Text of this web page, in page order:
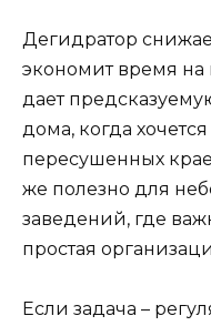
Дегидратор
экономит время на
дает
дома, когда
пересушенных
же полезно для
заведений, где
простая
Если задача –